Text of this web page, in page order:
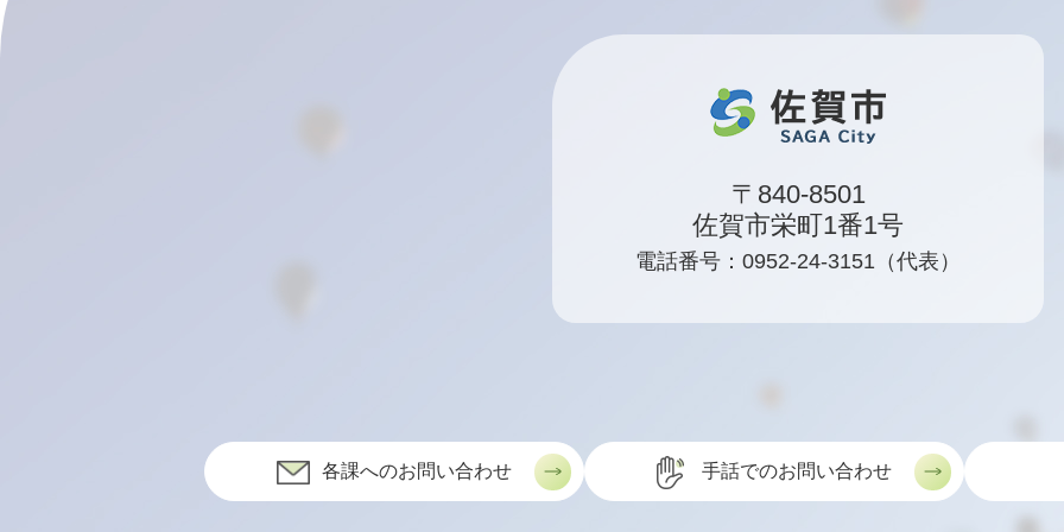
〒840-8501
佐賀市栄町1番1号
電話番号：0952-24-3151（代表）
各課へのお問い合わせ 手話でのお問い合わせ